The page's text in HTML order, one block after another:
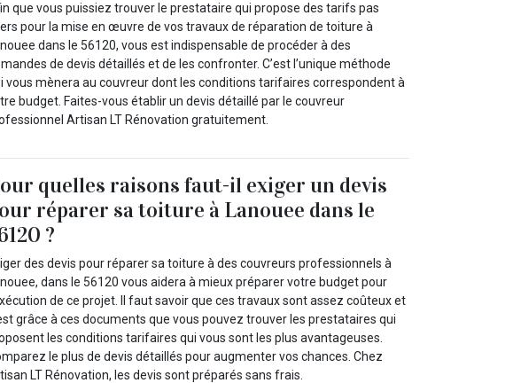
que vous puissiez trouver le prestataire qui propose des tarifs pas
pour la mise en œuvre de vos travaux de réparation de toiture à
dans le 56120, vous est indispensable de procéder à des
de devis détaillés et de les confronter. C’est l’unique méthode
vous mènera au couvreur dont les conditions tarifaires correspondent à
budget. Faites-vous établir un devis détaillé par le couvreur
Artisan LT Rénovation gratuitement.
quelles raisons faut-il exiger un devis
réparer sa toiture à Lanouee dans le
?
des devis pour réparer sa toiture à des couvreurs professionnels à
dans le 56120 vous aidera à mieux préparer votre budget pour
de ce projet. Il faut savoir que ces travaux sont assez coûteux et
grâce à ces documents que vous pouvez trouver les prestataires qui
les conditions tarifaires qui vous sont les plus avantageuses.
le plus de devis détaillés pour augmenter vos chances. Chez
LT Rénovation, les devis sont préparés sans frais.